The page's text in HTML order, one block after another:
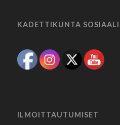
KADETTIKUNTA
ILMOITTAUTUMISET